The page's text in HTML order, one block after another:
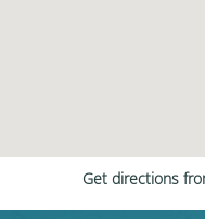
Get directions